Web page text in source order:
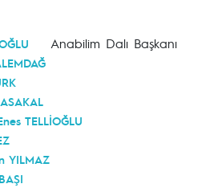
Anabilim Dalı Başkanı
TELLİOĞLU
YILMAZ